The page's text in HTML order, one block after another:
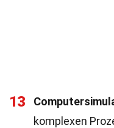
13
komplexen